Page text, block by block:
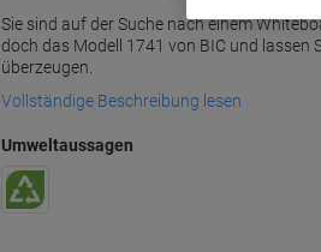
Sie sind auf der Suche nach einem
doch das Modell 1741 von BIC und lassen
überzeugen.
Vollständige Beschreibung lesen
Umweltaussagen